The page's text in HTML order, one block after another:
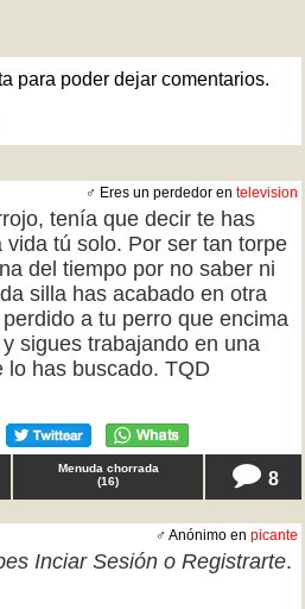
para poder dejar comentarios.
♂ Eres un perdedor en television
tenía que decir te has
tú solo. Por ser tan torpe
del tiempo por no saber ni
silla has acabado en otra
a tu perro que encima
sigues trabajando en una
lo has buscado. TQD
Menuda chorrada
(16) 8
♂ Anónimo en picante
Inciar Sesión o Registrarte.